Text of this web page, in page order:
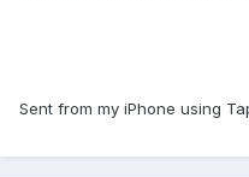
Sent from my iPhone using